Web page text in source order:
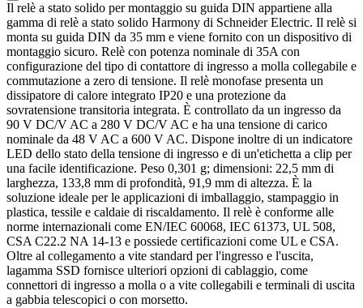
Il relè a stato solido per montaggio su guida DIN appartiene alla
gamma di relè a stato solido Harmony di Schneider Electric. Il relè si
monta su guida DIN da 35 mm e viene fornito con un dispositivo di
montaggio sicuro. Relè con potenza nominale di 35A con
configurazione del tipo di contattore di ingresso a molla collegabile e
commutazione a zero di tensione. Il relè monofase presenta un
dissipatore di calore integrato IP20 e una protezione da
sovratensione transitoria integrata. È controllato da un ingresso da
90 V DC/V AC a 280 V DC/V AC e ha una tensione di carico
nominale da 48 V AC a 600 V AC. Dispone inoltre di un indicatore
LED dello stato della tensione di ingresso e di un'etichetta a clip per
una facile identificazione. Peso 0,301 g; dimensioni: 22,5 mm di
larghezza, 133,8 mm di profondità, 91,9 mm di altezza. È la
soluzione ideale per le applicazioni di imballaggio, stampaggio in
plastica, tessile e caldaie di riscaldamento. Il relè è conforme alle
norme internazionali come EN/IEC 60068, IEC 61373, UL 508,
CSA C22.2 NA 14-13 e possiede certificazioni come UL e CSA.
Oltre al collegamento a vite standard per l'ingresso e l'uscita,
lagamma SSD fornisce ulteriori opzioni di cablaggio, come
connettori di ingresso a molla o a vite collegabili e terminali di uscita
a gabbia telescopici o con morsetto.